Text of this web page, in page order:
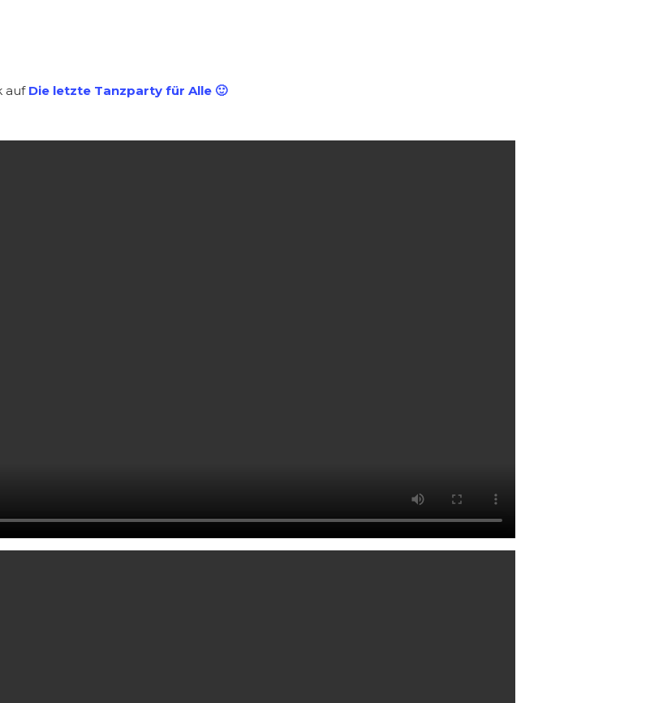
auf Die letzte Tanzparty für Alle 🙂